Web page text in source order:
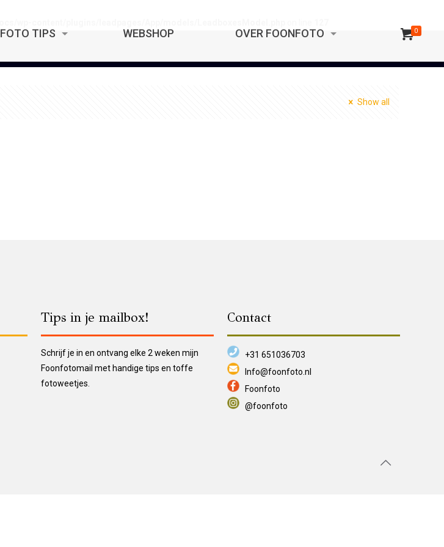
FOTO TIPS WEBSHOP OVER FOONFOTO 0
Show all
Tips in je mailbox!
Schrijf je in en ontvang elke 2 weken mijn
Foonfotomail met handige tips en toffe
fotoweetjes.
Contact
+31 651036703
Info@foonfoto.nl
Foonfoto
@foonfoto